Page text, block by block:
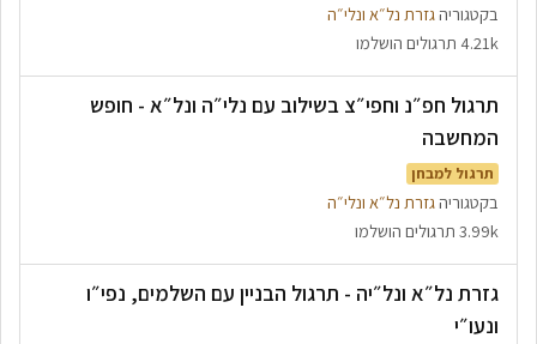
בקטגוריהגזרת נל״א ונלי״ה
4.21k תרגולים הושלמו
תרגול חפ״נ וחפי״צ בשילוב עם נלי״ה ונל״א - חופש
המחשבה
תרגול למבחן
בקטגוריהגזרת נל״א ונלי״ה
3.99k תרגולים הושלמו
גזרת נל״א ונל״יה - תרגול הבניין עם השלמים, נפי״ו
ונעו״י